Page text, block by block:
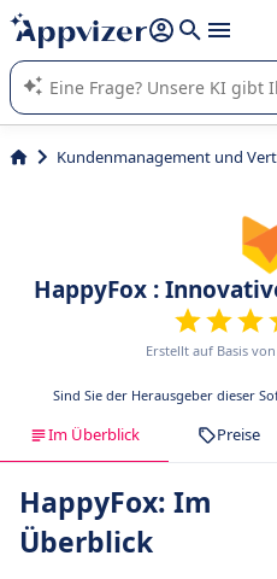
beantworten (mehrere Zeilen mit
Die KI von Appvizer führt Sie bei
von SaaS-Software in
HappyFox :
Erstellt auf Basis von
Sind Sie der Herausgeber dieser
Im Überblick Preise
HappyFox: Im
Überblick